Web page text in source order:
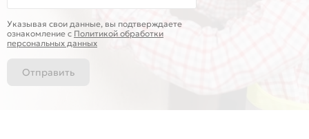
Указывая свои данные, вы подтверждаете
ознакомление c Политикой обработки
персональных данных
Отправить